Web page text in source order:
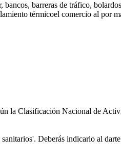
barreras de tráfico,
térmicoel comercio al por
la Clasificación Nacional de
Deberás indicarlo al